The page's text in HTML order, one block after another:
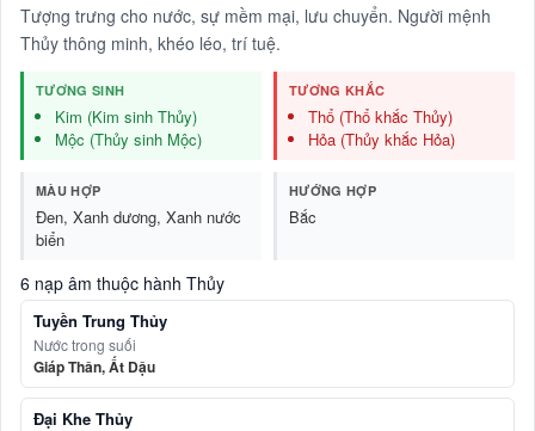
Tượng trưng cho nước, sự mềm mại, lưu chuyển. Người mệnh
Thủy thông minh, khéo léo, trí tuệ.
TƯƠNG SINH
Kim (Kim sinh Thủy)
Mộc (Thủy sinh Mộc)
TƯƠNG KHẮC
Thổ (Thổ khắc Thủy)
Hỏa (Thủy khắc Hỏa)
MÀU HỢP
Đen, Xanh dương, Xanh nước
biển
HƯỚNG HỢP
Bắc
6 nạp âm thuộc hành Thủy
Tuyền Trung Thủy
Nước trong suối
Giáp Thân, Ất Dậu
Đại Khe Thủy